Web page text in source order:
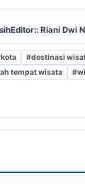
Editor:: Riani Dwi
#destinasi
tempat wisata